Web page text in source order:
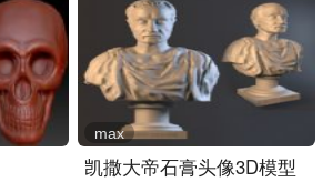
凯撒大帝石膏头像3D模型
max